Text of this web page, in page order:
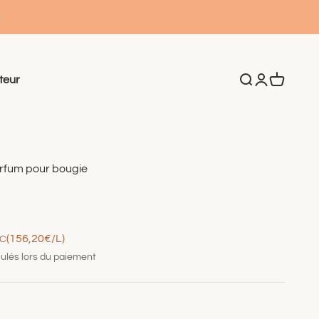
Recherche
Connexion
Panier
pour bougie
(156,20€/L)
lors du paiement